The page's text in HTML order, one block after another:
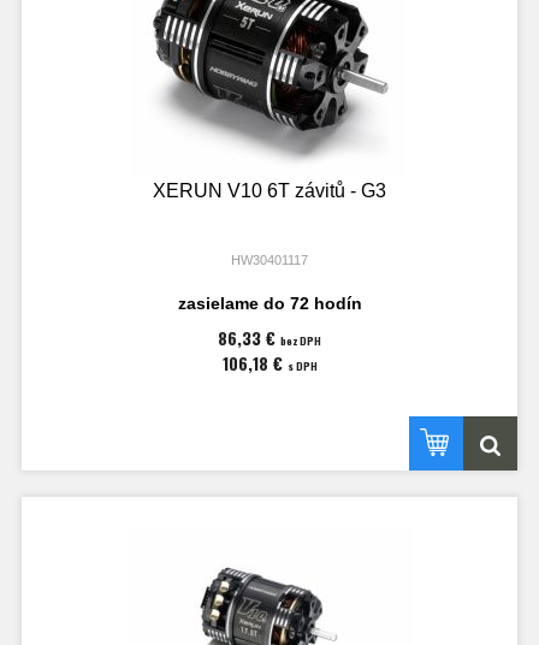
XERUN V10 6T závitů - G3
HW30401117
zasielame do 72 hodín
86,33 € bez DPH
106,18 € s DPH